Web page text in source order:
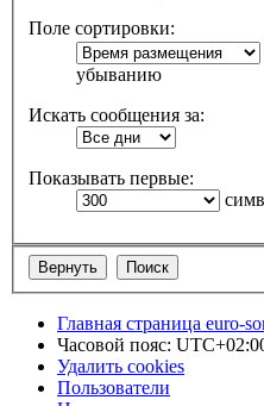
Поле сортировки:
убыванию
Искать сообщения за:
Показывать первые:
Главная страница euro-
Часовой пояс:
Удалить cookies
Пользователи